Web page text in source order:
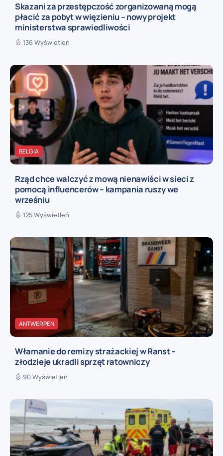
Skazani za przestępczość zorganizowaną mogą
płacić za pobyt w więzieniu – nowy projekt
ministerstwa sprawiedliwości
136 Wyświetleń
BELGIA
Rząd chce walczyć z mową nienawiści w sieci z
pomocą influencerów – kampania ruszy we
wrześniu
125 Wyświetleń
ANTWERPEN
Włamanie do remizy strażackiej w Ranst –
złodzieje ukradli sprzęt ratowniczy
90 Wyświetleń